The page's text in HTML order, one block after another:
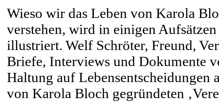
Wieso wir das Leben von Karola
verstehen, wird in einigen
illustriert. Welf Schröter, Freund,
Briefe, Interviews und Dokumente
Haltung auf Lebensentscheidungen
von Karola Bloch gegründeten